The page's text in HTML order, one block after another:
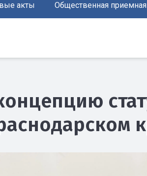
акты Общественная приемная